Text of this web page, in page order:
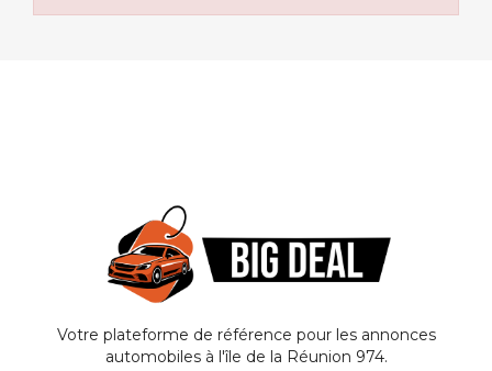
Votre plateforme de référence pour les annonces
automobiles à l'île de la Réunion 974.